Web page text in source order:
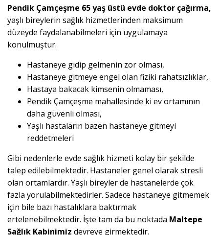
Pendik Çamçeşme 65 yaş üstü evde doktor çağırma,
yaşlı bireylerin sağlık hizmetlerinden maksimum
düzeyde faydalanabilmeleri için uygulamaya
konulmuştur.
Hastaneye gidip gelmenin zor olması,
Hastaneye gitmeye engel olan fiziki rahatsızlıklar,
Hastaya bakacak kimsenin olmaması,
Pendik Çamçeşme mahallesinde ki ev ortamının
daha güvenli olması,
Yaşlı hastaların bazen hastaneye gitmeyi
reddetmeleri
Gibi nedenlerle evde sağlık hizmeti kolay bir şekilde
talep edilebilmektedir. Hastaneler genel olarak stresli
olan ortamlardır. Yaşlı bireyler de hastanelerde çok
fazla yorulabilmektedirler. Sadece hastaneye gitmemek
için bile bazı hastalıklara baktırmak
ertelenebilmektedir. İşte tam da bu noktada Maltepe
Sağlık Kabinimiz devreye girmektedir.